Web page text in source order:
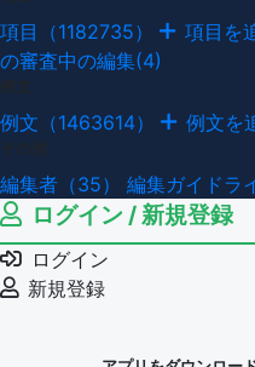
項目（1182735） 項目を
の審査中の編集(4)
例文（1463614） 例文を
編集者（35） 編集ガイドラ
ログイン / 新規登録
ログイン
新規登録